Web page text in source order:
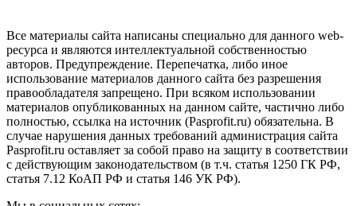
Все материалы сайта написаны специально для данного web-
ресурса и являются интеллектуальной собственностью
авторов. Предупреждение. Перепечатка, либо иное
использование материалов данного сайта без разрешения
правообладателя запрещено. При всяком использовании
материалов опубликованных на данном сайте, частично либо
полностью, ссылка на источник (Pasprofit.ru) обязательна. В
случае нарушения данных требований администрация сайта
Pasprofit.ru оставляет за собой право на защиту в соответствии
с действующим законодательством (в т.ч. статья 1250 ГК РФ,
статья 7.12 КоАП РФ и статья 146 УК РФ).